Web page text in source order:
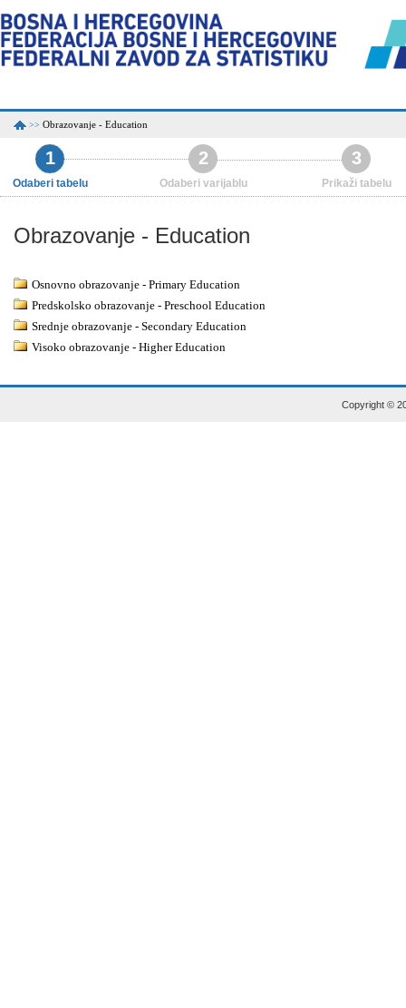
>> Obrazovanje - Education
1
Odaberi tabelu
2
Odaberi varijablu
3
Prikaži tabelu
Obrazovanje - Education
Osnovno obrazovanje - Primary Education
Predskolsko obrazovanje - Preschool Education
Srednje obrazovanje - Secondary Education
Visoko obrazovanje - Higher Education
Copyright ©